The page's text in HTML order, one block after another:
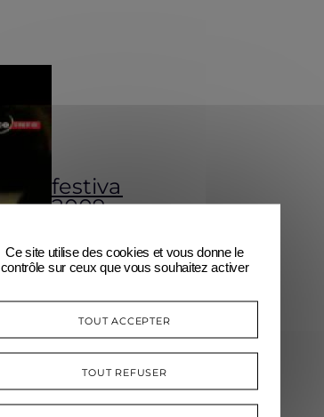
festival
2009
Ce site utilise des cookies et vous donne le
contrôle sur ceux que vous souhaitez activer
TOUT ACCEPTER
TOUT REFUSER